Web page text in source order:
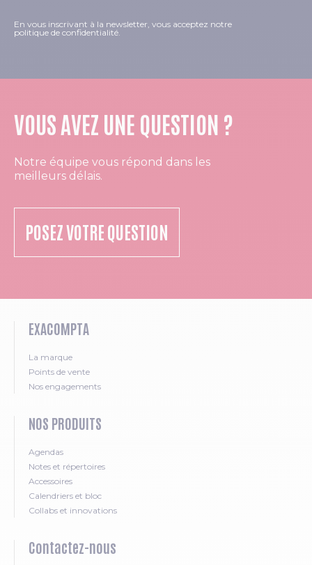
En vous inscrivant à la newsletter, vous acceptez notre
politique de confidentialité.
VOUS AVEZ UNE QUESTION ?
Notre équipe vous répond dans les
meilleurs délais.
POSEZ VOTRE QUESTION
EXACOMPTA
La marque
Points de vente
Nos engagements
NOS PRODUITS
Agendas
Notes et répertoires
Accessoires
Calendriers et bloc
Collabs et innovations
Contactez-nous